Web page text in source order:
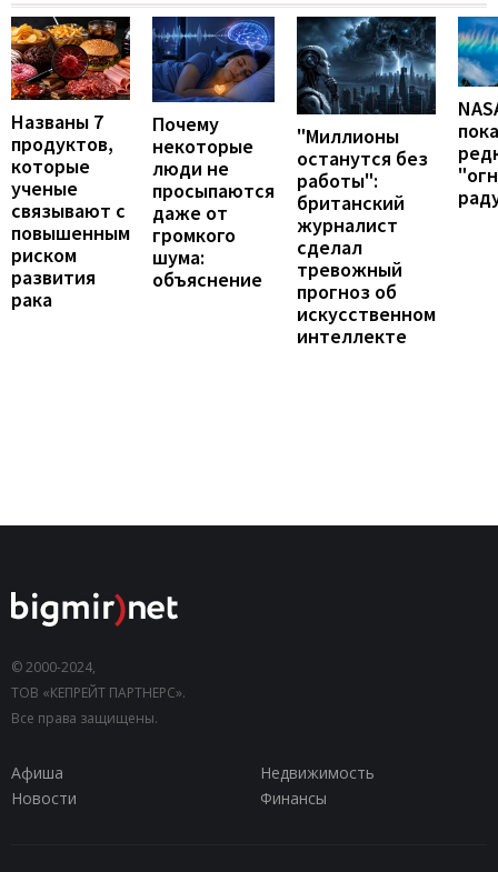
Названы 7
продуктов,
которые
ученые
связывают с
повышенным
риском
развития
рака
Почему
некоторые
люди не
просыпаются
даже от
громкого
шума:
объяснение
"Миллионы
останутся без
работы":
британский
журналист
сделал
тревожный
прогноз об
искусственном
интеллекте
© 2000-2024,
ТОВ «КЕПРЕЙТ ПАРТНЕРС».
Все права защищены.
Афиша
Недвижимость
Новости
Финансы